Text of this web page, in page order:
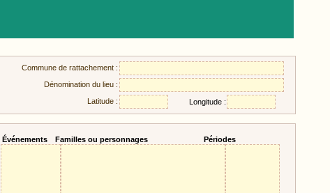
Commune de rattachement :
Dénomination du lieu :
Latitude :
Longitude :
Événements Familles ou personnages Périodes